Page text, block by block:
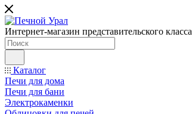
Интернет-магазин представительского класса
Каталог
Печи для дома
Печи для бани
Электрокаменки